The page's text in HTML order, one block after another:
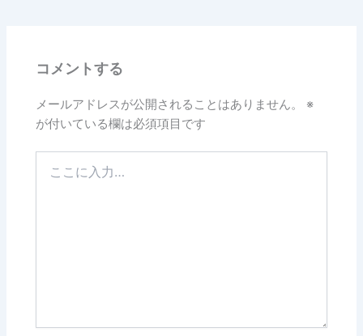
コメントする
メールアドレスが公開されることはありません。
※
が付いている欄は必須項目です